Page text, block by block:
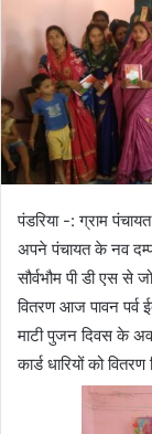
पंडरिया -: ग्राम
अपने पंचायत के नव
सौर्वभौम पी डी एस से
वितरण आज पावन पर्व
माटी पुजन दिवस के
कार्ड धारियों को वितरण